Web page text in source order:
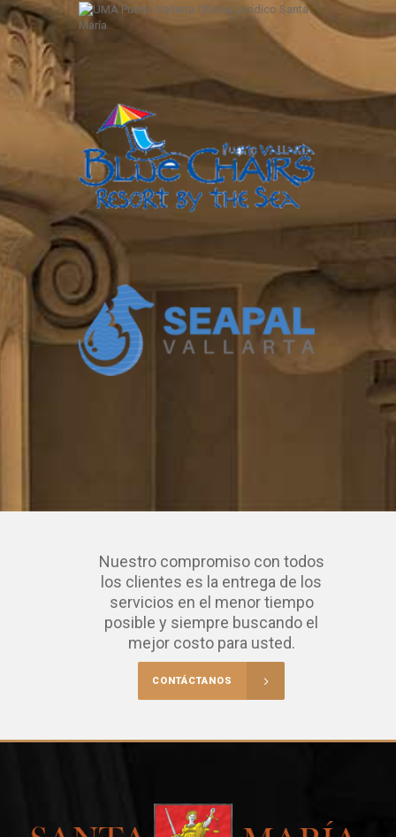
Nuestro compromiso con todos
los clientes es la entrega de los
servicios en el menor tiempo
posible y siempre buscando el
mejor costo para usted.
CONTÁCTANOS